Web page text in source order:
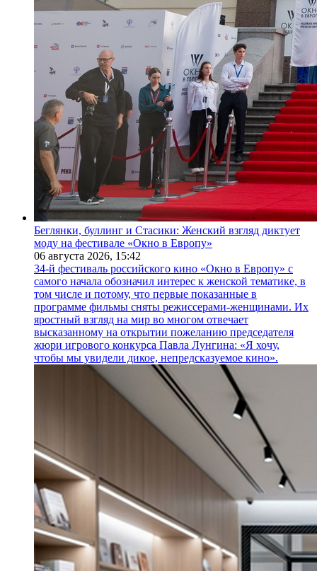
Беглянки, буллинг и Стасики: Женский взгляд диктует
моду на фестивале «Окно в Европу»
06 августа 2026, 15:42
34-й фестиваль российского кино «Окно в Европу» с
самого начала обозначил интерес к женской тематике, в
том числе и потому, что первые показанные в
программе фильмы сняты режиссерами-женщинами. Их
яростный взгляд на мир во многом отвечает
высказанному на открытии пожеланию председателя
жюри игрового конкурса Павла Лунгина: «Я хочу,
чтобы мы увидели дикое, непредсказуемое кино».